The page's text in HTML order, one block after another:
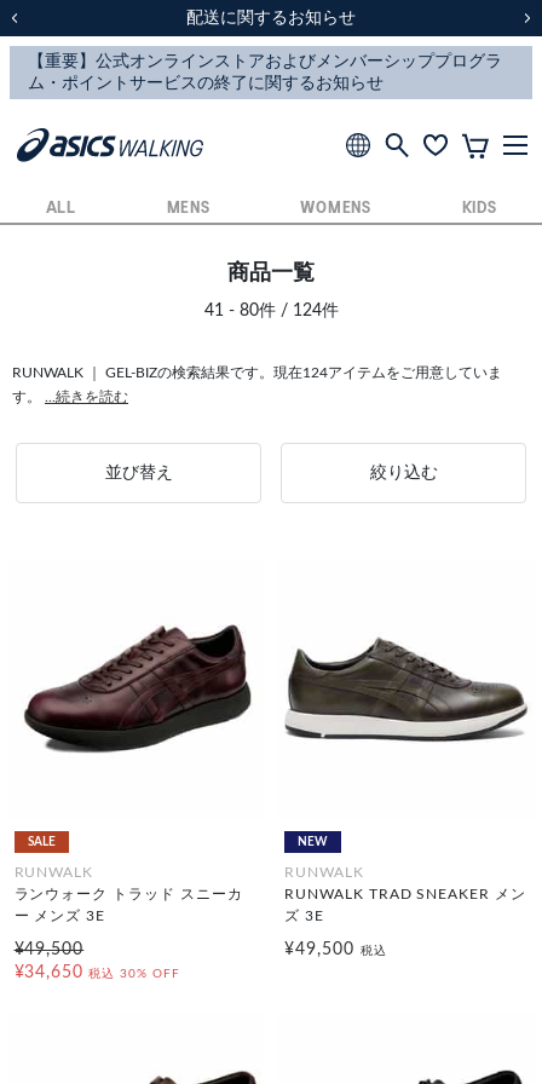
スクスク（SUKU2）価格改定のお知らせ
配送に関するお知らせ
スクスク（SUKU2）価格改定のお知らせ
配送に関するお知らせ
ALL MENS WOMENS KIDS
商品一覧
41 - 80件 / 124件
RUNWALK ｜ GEL-BIZの検索結果です。現在124アイテムをご用意していま
す。
...続きを読む
並び替え 絞り込む
SALE
RUNWALK
ランウォーク トラッド スニーカ
ー メンズ 3E
¥49,500
¥34,650 税込 30% OFF
NEW
RUNWALK
RUNWALK TRAD SNEAKER メン
ズ 3E
¥49,500 税込